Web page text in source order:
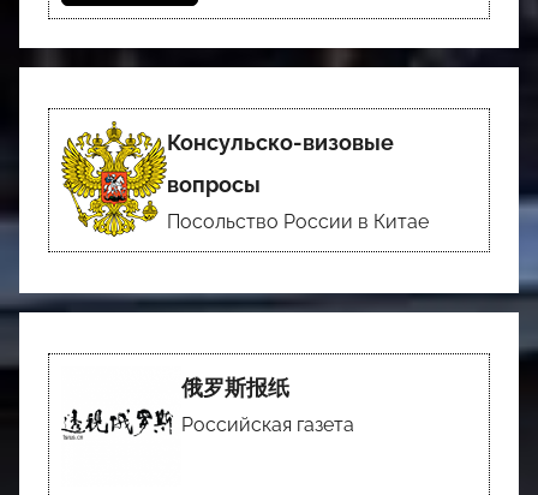
Консульско-визовые
вопросы
Посольство России в Китае
俄罗斯报纸
Российская газета